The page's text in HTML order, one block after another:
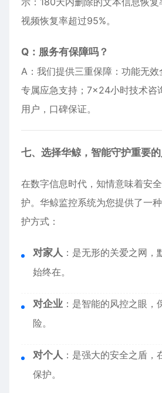
视频恢复率超过95%。
Q：服务有保障吗？
A：我们提供三重保障：功能无
专属应急支持；7×24小时技术咨
用户，口碑保证。
七、选择华鲸，智能守护重要
在数字信息时代，知情意味着安
护。华鲸监控系统为您提供了一
护方式：
对家人 ：是无形的关爱之网
始终在。
对企业 ：是智能的风控之眼
险。
对个人 ：是强大的安全之盾
保护。